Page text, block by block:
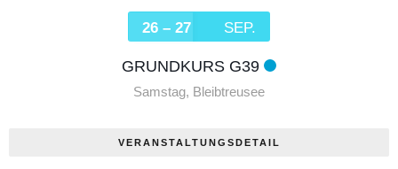
26 – 27 SEP.
GRUNDKURS G39
Samstag, Bleibtreusee
VERANSTALTUNGSDETAIL